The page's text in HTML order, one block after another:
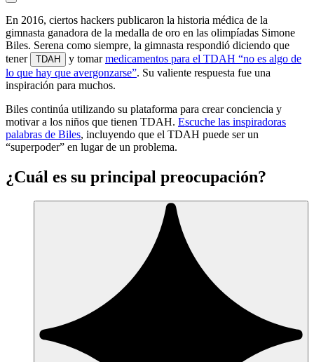
En 2016, ciertos hackers publicaron la historia médica de la
gimnasta ganadora de la medalla de oro en las olimpíadas Simone
Biles. Serena como siempre, la gimnasta respondió diciendo que
tener
TDAH y tomarmedicamentos para el TDAH “no es algo de
lo que hay que avergonzarse”. Su valiente respuesta fue una
inspiración para muchos.
Biles continúa utilizando su plataforma para crear conciencia y
motivar a los niños que tienen TDAH. Escuche las inspiradoras
palabras de Biles, incluyendo que el TDAH puede ser un
“superpoder” en lugar de un problema.
¿Cuál es su principal preocupación?